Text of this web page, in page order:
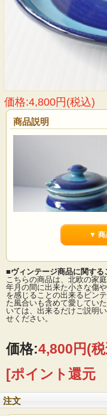
価格:4,800円(税込)
商品説明
スウェーデン、GABRIEL社の
フォルムに、爽やかなセルリ
ブルーグレーの釉薬がかけら
■製造国：スウェーデン
■サイズ ：カップΦ6.5cm、高
■コンディション：使用感少な
▼ 商
■ヴィンテージ商品に関する
こちらの商品は、北欧の家
年月の間に出来た小さな傷
を感じることの出来るビン
た風合いも含めて愛してい
いては、出来るだけご説明
せください。
価格:4,800円(
[ポイント還元
注文